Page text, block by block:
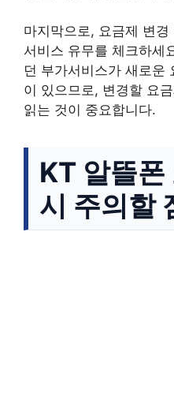
마지막으로, 요금제 변
서비스 유무를 체크하세
던 부가서비스가 새로운
이 있으므로, 변경할 요
읽는 것이 중요합니다.
KT 알뜰폰
시 주의할